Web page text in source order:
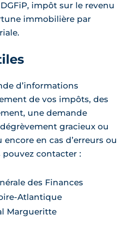
impôt sur le revenu
immobilière par
d’informations
de vos impôts, des
une demande
gracieux ou
encore en cas d’erreurs ou
pouvez contacter :
des Finances
Atlantique
Margueritte